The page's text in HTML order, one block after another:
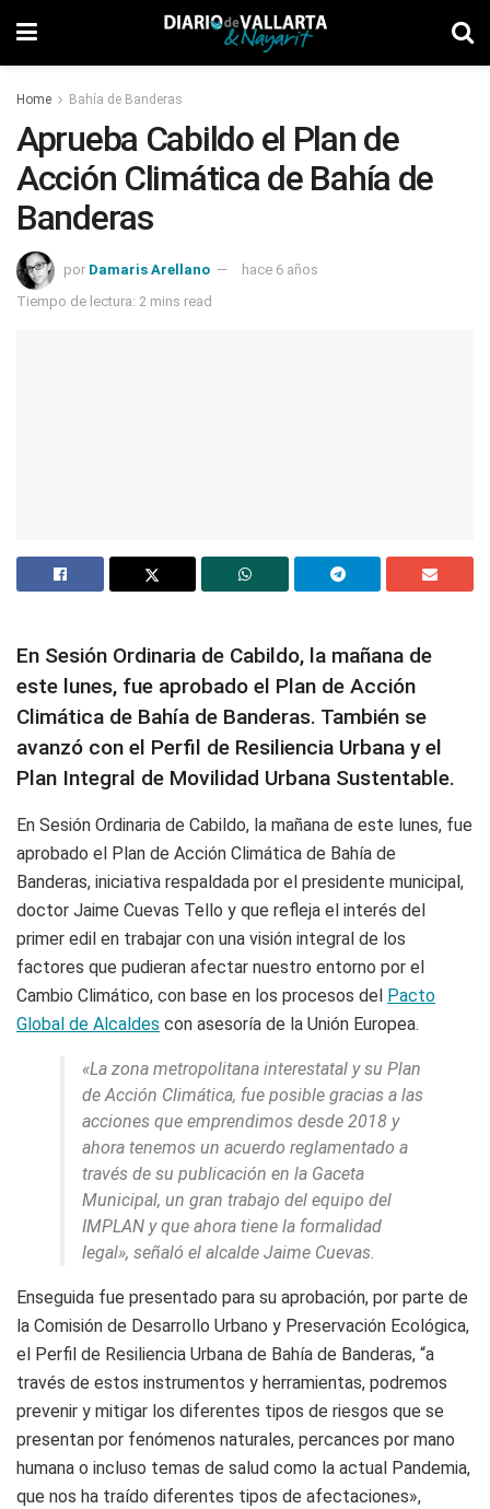
Home Bahía de Banderas
Aprueba Cabildo el Plan de
Acción Climática de Bahía de
Banderas
por Damaris Arellano
hace 6 años
Tiempo de lectura: 2 mins read
En Sesión Ordinaria de Cabildo, la mañana de
este lunes, fue aprobado el Plan de Acción
Climática de Bahía de Banderas. También se
avanzó con el Perfil de Resiliencia Urbana y el
Plan Integral de Movilidad Urbana Sustentable.
En Sesión Ordinaria de Cabildo, la mañana de este lunes, fue
aprobado el Plan de Acción Climática de Bahía de
Banderas, iniciativa respaldada por el presidente municipal,
doctor Jaime Cuevas Tello y que refleja el interés del
primer edil en trabajar con una visión integral de los
factores que pudieran afectar nuestro entorno por el
Cambio Climático, con base en los procesos del Pacto
Global de Alcaldes con asesoría de la Unión Europea.
«La zona metropolitana interestatal y su Plan
de Acción Climática, fue posible gracias a las
acciones que emprendimos desde 2018 y
ahora tenemos un acuerdo reglamentado a
través de su publicación en la Gaceta
Municipal, un gran trabajo del equipo del
IMPLAN y que ahora tiene la formalidad
legal», señaló el alcalde Jaime Cuevas.
Enseguida fue presentado para su aprobación, por parte de
la Comisión de Desarrollo Urbano y Preservación Ecológica,
el Perfil de Resiliencia Urbana de Bahía de Banderas, “a
través de estos instrumentos y herramientas, podremos
prevenir y mitigar los diferentes tipos de riesgos que se
presentan por fenómenos naturales, percances por mano
humana o incluso temas de salud como la actual Pandemia,
que nos ha traído diferentes tipos de afectaciones»,